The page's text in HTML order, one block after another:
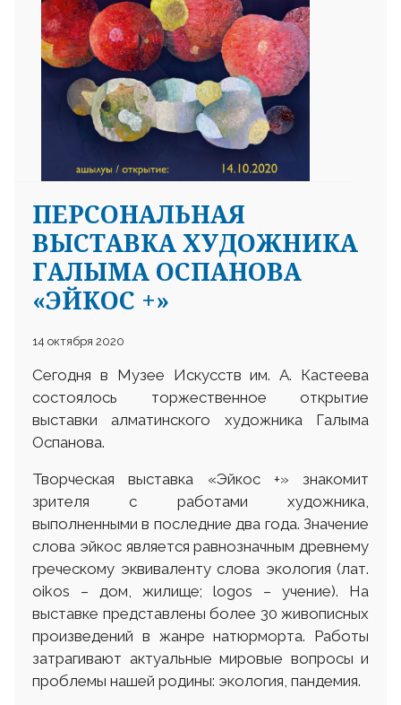
ПЕРСОНАЛЬНАЯ
ВЫСТАВКА ХУДОЖНИКА
ГАЛЫМА ОСПАНОВА
«ЭЙКОС +»
14 октября 2020
Сегодня в Музее Искусств им. А. Кастеева
состоялось торжественное открытие
выставки алматинского художника Галыма
Оспанова.
Творческая выставка «Эйкос +» знакомит
зрителя с работами художника,
выполненными в последние два года. Значение
слова эйкос является равнозначным древнему
греческому эквиваленту слова экология (лат.
оіkos – дом, жилище; logos – учение). На
выставке представлены более 30 живописных
произведений в жанре натюрморта. Работы
затрагивают актуальные мировые вопросы и
проблемы нашей родины: экология, пандемия.